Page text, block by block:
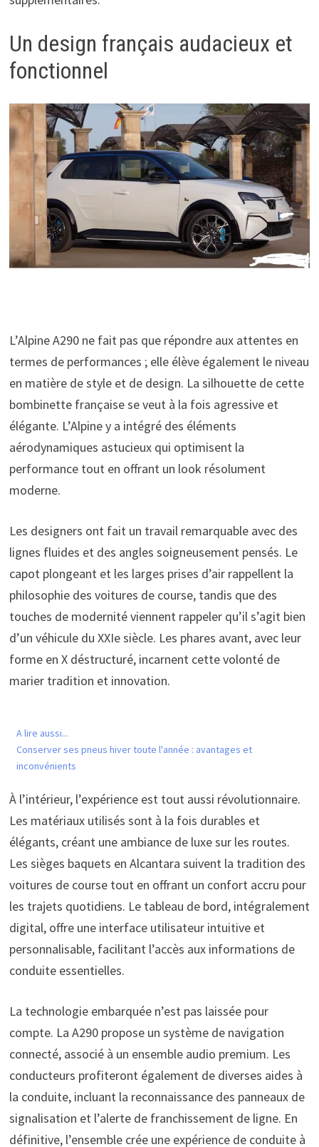
Un design français audacieux et
fonctionnel
L’Alpine A290 ne fait pas que répondre aux attentes en
termes de performances ; elle élève également le niveau
en matière de style et de design. La silhouette de cette
bombinette française se veut à la fois agressive et
élégante. L’Alpine y a intégré des éléments
aérodynamiques astucieux qui optimisent la
performance tout en offrant un look résolument
moderne.
Les designers ont fait un travail remarquable avec des
lignes fluides et des angles soigneusement pensés. Le
capot plongeant et les larges prises d’air rappellent la
philosophie des voitures de course, tandis que des
touches de modernité viennent rappeler qu’il s’agit bien
d’un véhicule du XXIe siècle. Les phares avant, avec leur
forme en X déstructuré, incarnent cette volonté de
marier tradition et innovation.
A lire aussi...
Conserver ses pneus hiver toute l'année : avantages et
inconvénients
À l’intérieur, l’expérience est tout aussi révolutionnaire.
Les matériaux utilisés sont à la fois durables et
élégants, créant une ambiance de luxe sur les routes.
Les sièges baquets en Alcantara suivent la tradition des
voitures de course tout en offrant un confort accru pour
les trajets quotidiens. Le tableau de bord, intégralement
digital, offre une interface utilisateur intuitive et
personnalisable, facilitant l’accès aux informations de
conduite essentielles.
La technologie embarquée n’est pas laissée pour
compte. La A290 propose un système de navigation
connecté, associé à un ensemble audio premium. Les
conducteurs profiteront également de diverses aides à
la conduite, incluant la reconnaissance des panneaux de
signalisation et l’alerte de franchissement de ligne. En
définitive, l’ensemble crée une expérience de conduite à